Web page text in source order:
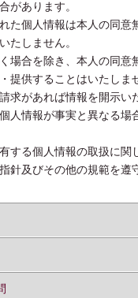
があります。
た個人情報は本人の同意
たしません。
場合を除き、本人の同意
提供することはいたしま
求があれば情報を開示い
人情報が事実と異なる場
する個人情報の取扱に関
針及びその他の規範を遵